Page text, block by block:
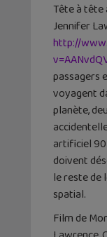
Tête à tête
Jennifer
http://
passagers
voyagent
planète,
artificiel
doivent
le reste de
spatial.
Film de